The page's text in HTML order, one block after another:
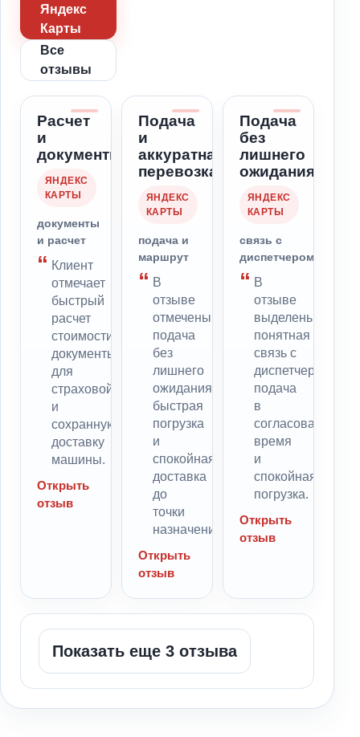
Яндекс
Карты
Все
отзывы
Расчет
и
документы
ЯНДЕКС
КАРТЫ
документы
и расчет
Клиент
отмечает
быстрый
расчет
стоимости,
документы
для
страховой
и
сохранную
доставку
машины.
Открыть
отзыв
Подача
и
аккуратная
перевозка
ЯНДЕКС
КАРТЫ
подача и
маршрут
В
отзыве
отмечены
подача
без
лишнего
ожидания,
быстрая
погрузка
и
спокойная
доставка
до
точки
назначения.
Открыть
отзыв
Подача
без
лишнего
ожидания
ЯНДЕКС
КАРТЫ
связь с
диспетчером
В
отзыве
выделены
понятная
связь с
диспетчером,
подача
в
согласованное
время
и
спокойная
погрузка.
Открыть
отзыв
Показать еще 3 отзыва